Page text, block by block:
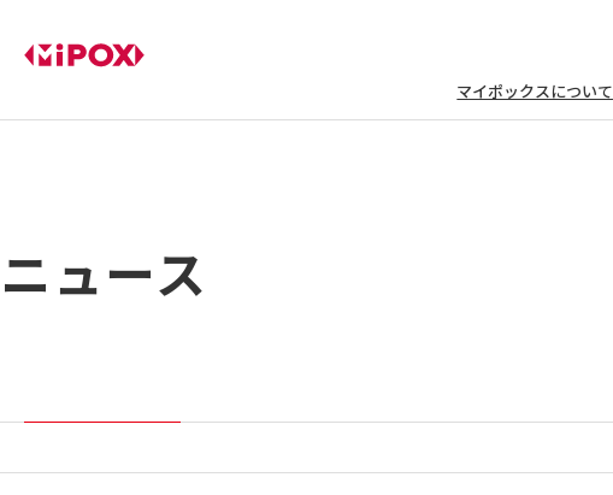
マイポックスについて
ニュース